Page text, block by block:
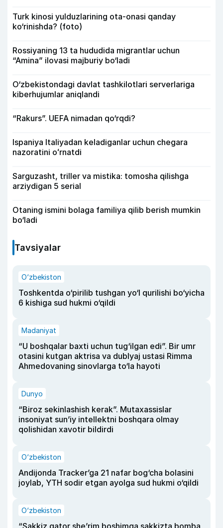
Turk kinosi yulduzlarining ota-onasi qanday
ko‘rinishda? (foto)
Rossiyaning 13 ta hududida migrantlar uchun
“Amina” ilovasi majburiy bo‘ladi
O‘zbekistondagi davlat tashkilotlari serverlariga
kiberhujumlar aniqlandi
“Rakurs”. UEFA nimadan qo‘rqdi?
Ispaniya Italiyadan keladiganlar uchun chegara
nazoratini oʻrnatdi
Sarguzasht, triller va mistika: tomosha qilishga
arziydigan 5 serial
Otaning ismini bolaga familiya qilib berish mumkin
bo‘ladi
Tavsiyalar
O‘zbekiston
Toshkentda o‘pirilib tushgan yo‘l qurilishi bo‘yicha
6 kishiga sud hukmi o‘qildi
Madaniyat
“U boshqalar baxti uchun tug‘ilgan edi”. Bir umr
otasini kutgan aktrisa va dublyaj ustasi Rimma
Ahmedovaning sinovlarga to‘la hayoti
Dunyo
“Biroz sekinlashish kerak”. Mutaxassislar
insoniyat sun’iy intellektni boshqara olmay
qolishidan xavotir bildirdi
O‘zbekiston
Andijonda Tracker’ga 21 nafar bog‘cha bolasini
joylab, YTH sodir etgan ayolga sud hukmi o‘qildi
O‘zbekiston
“Sakkiz qator she’rim boshimga sakkizta bomba